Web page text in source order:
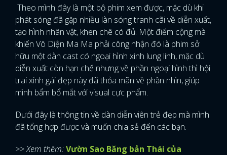
Theo mình đây là một bộ phim xem được, mặc dù khi
phát sóng đã gặp nhiều làn sóng tranh cãi về diễn xuất,
tạo hình nhân vật, khen chê có đủ. Một điểm cộng mà
khiến Vô Diện Ma Ma phải công nhận đó là phim sở
hữu một dàn cast có ngoại hình xinh lung linh, mặc dù
diễn xuất còn hạn chế nhưng về phần ngoại hình thì hội
trai xinh gái đẹp này đã thỏa mãn về phần nhìn, giúp
mình bẩm bổ mắt với visual cực phẩm.
Dưới đây là thông tin về dàn diễn viên trẻ đẹp mà mình
đã tổng hợp được và muốn chia sẻ đến các bạn.
>> Xem thêm:Vườn Sao Băng bản Thái của